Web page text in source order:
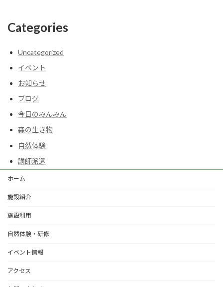
Categories
Uncategorized
イベント
お知らせ
ブログ
今日のみんみん
森の生き物
自然体験
講師派遣
ホーム
施設紹介
施設利用
自然体験・研修
イベント情報
アクセス